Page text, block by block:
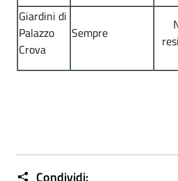
Giardini di
Palazzo
Crova
Sempre
Condividi: